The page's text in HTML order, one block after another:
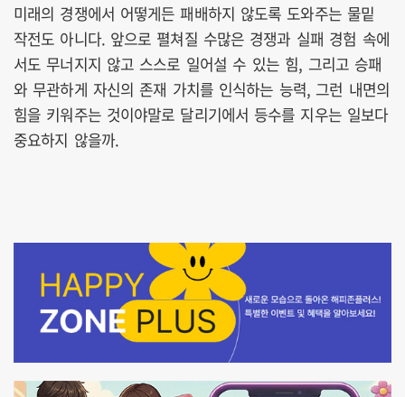
미래의 경쟁에서 어떻게든 패배하지 않도록 도와주는 물밑
작전도 아니다. 앞으로 펼쳐질 수많은 경쟁과 실패 경험 속에
서도 무너지지 않고 스스로 일어설 수 있는 힘, 그리고 승패
와 무관하게 자신의 존재 가치를 인식하는 능력, 그런 내면의
힘을 키워주는 것이야말로 달리기에서 등수를 지우는 일보다
중요하지 않을까.